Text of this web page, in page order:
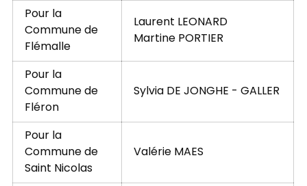
Pour la
Commune de
Flémalle
Laurent LEONARD
Martine PORTIER
Pour la
Commune de
Fléron
Sylvia DE JONGHE - GALLER
Pour la
Commune de
Saint Nicolas
Valérie MAES